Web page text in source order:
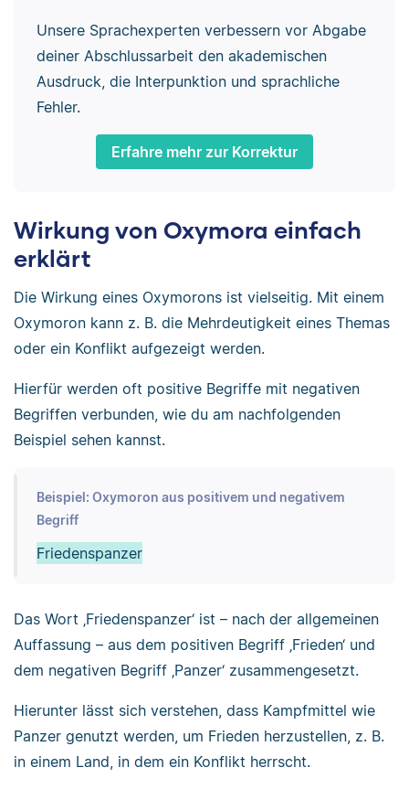
Unsere Sprachexperten verbessern vor Abgabe
deiner Abschlussarbeit den akademischen
Ausdruck, die Interpunktion und sprachliche
Fehler.
Erfahre mehr zur Korrektur
Wirkung von Oxymora einfach
erklärt
Die Wirkung eines Oxymorons ist vielseitig. Mit einem
Oxymoron kann z. B. die Mehrdeutigkeit eines Themas
oder ein Konflikt aufgezeigt werden.
Hierfür werden oft positive Begriffe mit negativen
Begriffen verbunden, wie du am nachfolgenden
Beispiel sehen kannst.
Beispiel: Oxymoron aus positivem und negativem
Begriff
Friedenspanzer
Das Wort ‚Friedenspanzer‘ ist – nach der allgemeinen
Auffassung – aus dem positiven Begriff ‚Frieden‘ und
dem negativen Begriff ‚Panzer‘ zusammengesetzt.
Hierunter lässt sich verstehen, dass Kampfmittel wie
Panzer genutzt werden, um Frieden herzustellen, z. B.
in einem Land, in dem ein Konflikt herrscht.